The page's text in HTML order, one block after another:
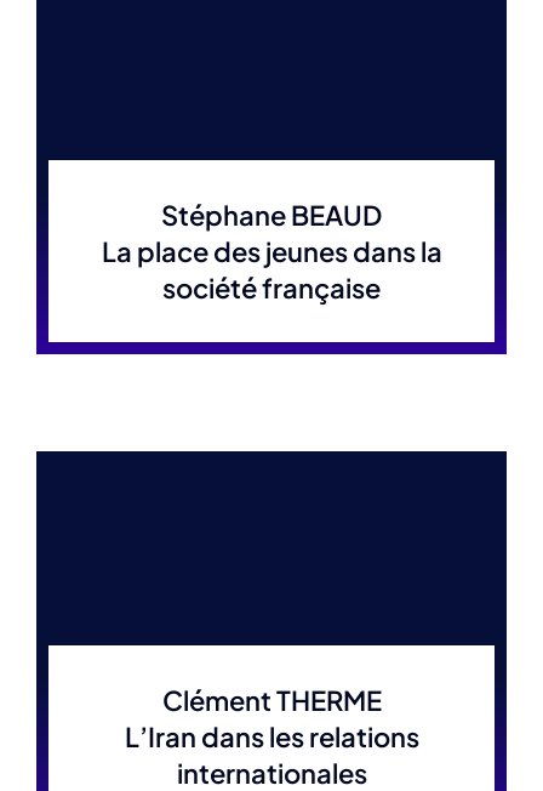
Stéphane BEAUD
La place des jeunes dans la
société française
Clément THERME
L’Iran dans les relations
internationales